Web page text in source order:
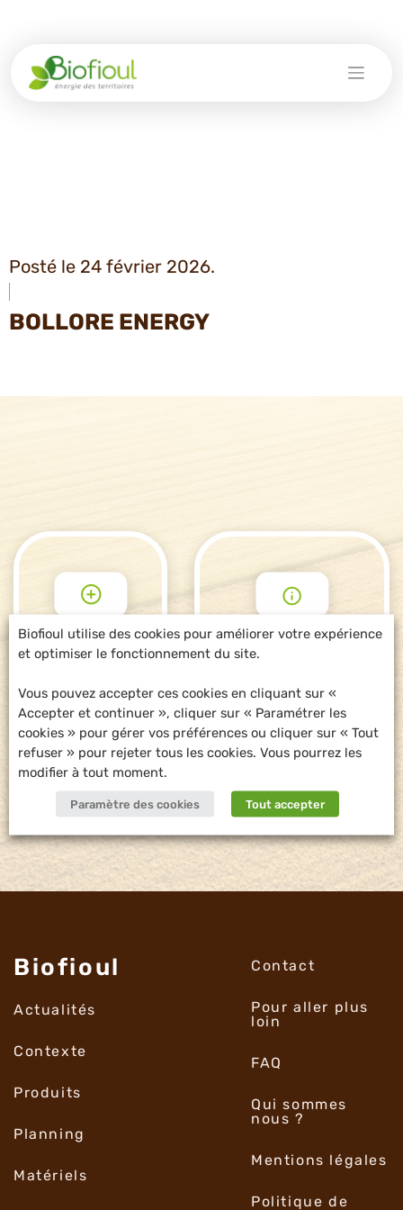
Posté le 24 février 2026.
BOLLORE ENERGY
POUR ALLER
PLUS LOIN
DEMANDE
D'INFORMATIONS
Biofioul
Actualités
Contexte
Produits
Planning
Matériels
Contact
Pour aller plus
loin
FAQ
Qui sommes
nous ?
Mentions légales
Politique de
Biofioul utilise des cookies pour améliorer votre expérience
et optimiser le fonctionnement du site.
Vous pouvez accepter ces cookies en cliquant sur «
Accepter et continuer », cliquer sur « Paramétrer les
cookies » pour gérer vos préférences ou cliquer sur « Tout
refuser » pour rejeter tous les cookies. Vous pourrez les
modifier à tout moment.
Paramètre des cookies Tout accepter